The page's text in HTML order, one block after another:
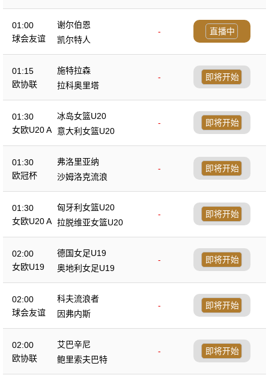
01:00
球会友谊
谢尔伯恩
-
凯尔特人
直播中
01:15
欧协联
施特拉森
-
拉科奥里塔
即将开始
01:30
女欧U20 A
冰岛女篮U20
-
意大利女篮U20
即将开始
01:30
欧冠杯
弗洛里亚纳
-
沙姆洛克流浪
即将开始
01:30
女欧U20 A
匈牙利女篮U20
-
拉脱维亚女篮U20
即将开始
02:00
女欧U19
德国女足U19
-
奥地利女足U19
即将开始
02:00
球会友谊
科夫流浪者
-
因弗内斯
即将开始
02:00
欧协联
艾巴辛尼
-
鲍里索夫巴特
即将开始